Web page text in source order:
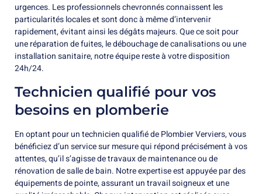
urgences. Les professionnels chevronnés connaissent les
particularités locales et sont donc à même d’intervenir
rapidement, évitant ainsi les dégâts majeurs. Que ce soit pour
une réparation de fuites, le débouchage de canalisations ou une
installation sanitaire, notre équipe reste à votre disposition
24h/24.
Technicien qualifié pour vos
besoins en plomberie
En optant pour un technicien qualifié de Plombier Verviers, vous
bénéficiez d’un service sur mesure qui répond précisément à vos
attentes, qu’il s’agisse de travaux de maintenance ou de
rénovation de salle de bain. Notre expertise est appuyée par des
équipements de pointe, assurant un travail soigneux et une